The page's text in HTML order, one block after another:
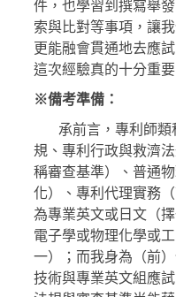
件，也學習到撰寫舉
索與比對等事項，讓
更能融會貫通地去應
這次經驗真的十分重要
※備考準備：
承前言，專利師類
規、專利行政與救濟
稱審查基準）、普通
化）、專利代理實務
為專業英文或日文（
電子學或物理化學或
一）；而我身為（前
技術與專業英文組應